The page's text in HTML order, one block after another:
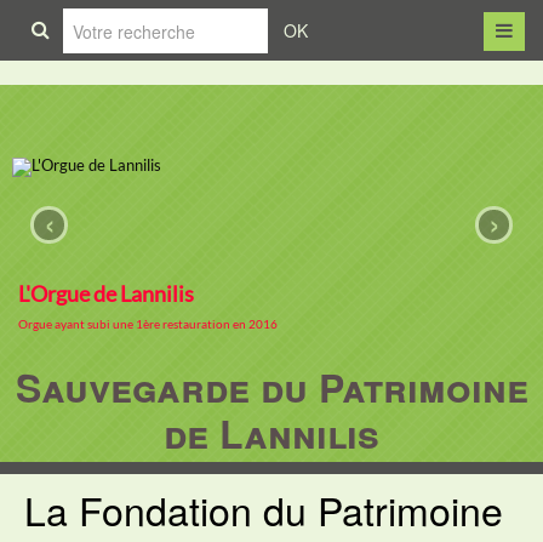
OK
L'Orgue de Lannilis
Orgue ayant subi une 1ère restauration en 2016
‹ ›
Sauvegarde du Patrimoine
de Lannilis
La Fondation du Patrimoine